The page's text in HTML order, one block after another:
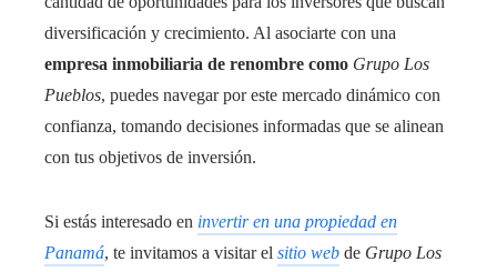
diversificación y crecimiento. Al asociarte con una
empresa inmobiliaria de renombre como Grupo Los
Pueblos, puedes navegar por este mercado dinámico con
confianza, tomando decisiones informadas que se alinean
con tus objetivos de inversión.
Si estás interesado en invertir en una propiedad en
Panamá, te invitamos a visitar el sitio web de Grupo Los